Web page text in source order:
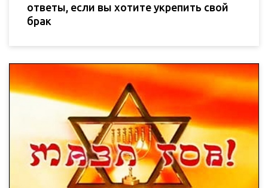
ответы, если вы хотите укрепить свой
брак